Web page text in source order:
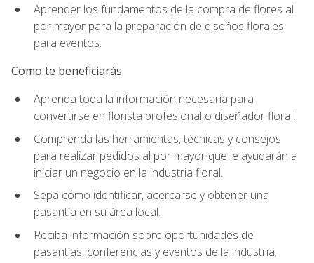
Aprender los fundamentos de la compra de flores al
por mayor para la preparación de diseños florales
para eventos.
Como te beneficiarás
Aprenda toda la información necesaria para
convertirse en florista profesional o diseñador floral.
Comprenda las herramientas, técnicas y consejos
para realizar pedidos al por mayor que le ayudarán a
iniciar un negocio en la industria floral.
Sepa cómo identificar, acercarse y obtener una
pasantía en su área local.
Reciba información sobre oportunidades de
pasantías, conferencias y eventos de la industria.